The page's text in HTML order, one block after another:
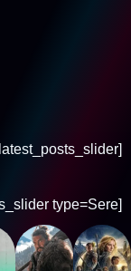
[latest_posts_slider ]
[latest_posts_slider type=Sere ]